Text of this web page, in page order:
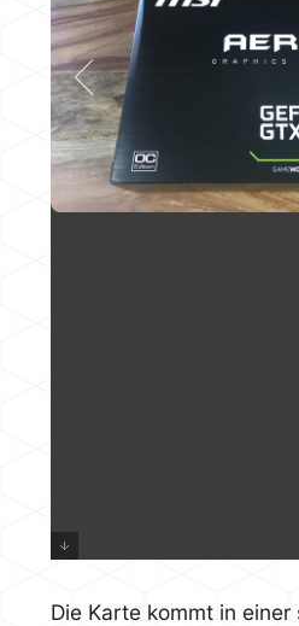
Die Karte kommt in einer